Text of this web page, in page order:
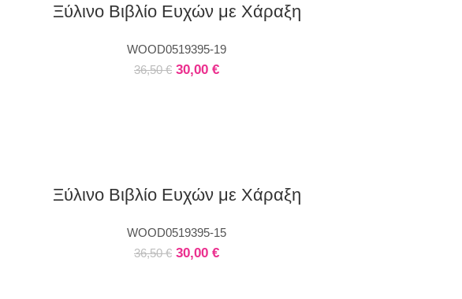
Ξύλινο Βιβλίο Ευχών με Χάραξη
WOOD0519395-19
36,50€ 30,00 €
Ξύλινο Βιβλίο Ευχών με Χάραξη
WOOD0519395-15
36,50€ 30,00 €